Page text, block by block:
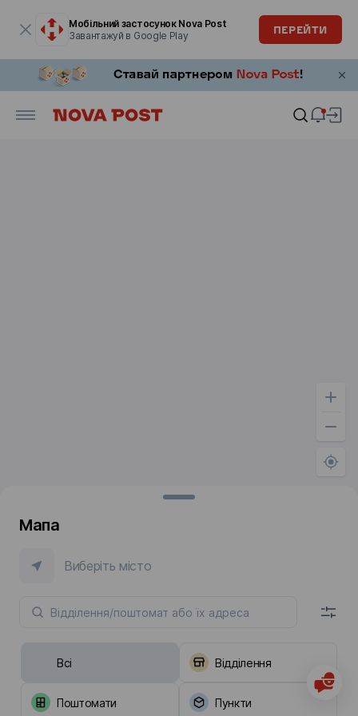
Мобільний застосунок Nova Post
Завантажуй в Google Play
ПЕРЕЙТИ
Мапа
Виберіть місто
Всі Відділення
Поштомати Пункти